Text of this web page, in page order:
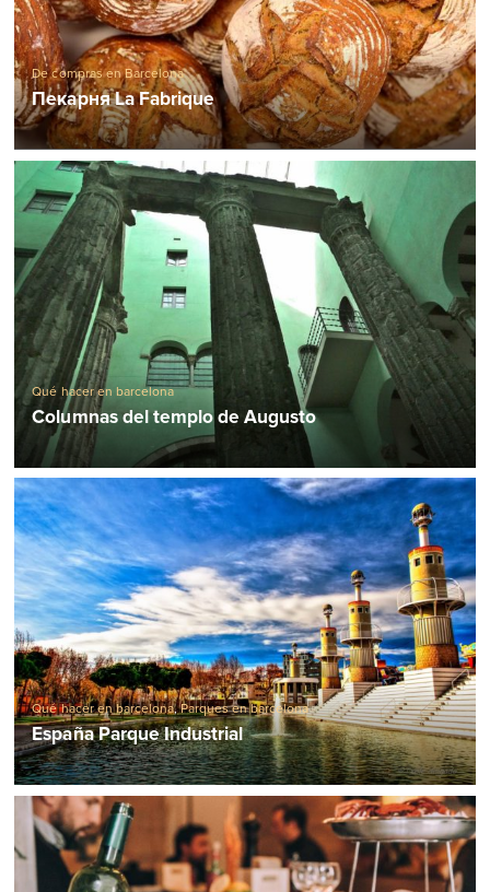
De compras en Barcelona
Пекарня La Fabrique
Qué hacer en barcelona
Columnas del templo de Augusto
Qué hacer en barcelona,Parques en barcelona
España Parque Industrial